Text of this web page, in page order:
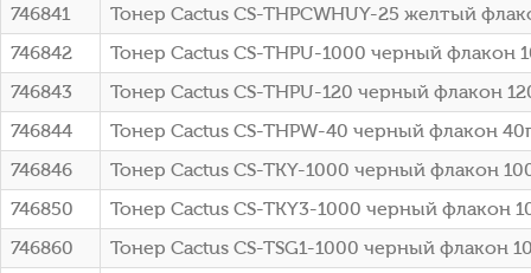
746841
Тонер Cactus CS-THPCWHUY-25 желтый
746842
Тонер Cactus CS-THPU-1000 черный флакон
746843
Тонер Cactus CS-THPU-120 черный флакон
746844
Тонер Cactus CS-THPW-40 черный флакон
746846
Тонер Cactus CS-TKY-1000 черный флакон
746850
Тонер Cactus CS-TKY3-1000 черный флакон
746860
Тонер Cactus CS-TSG1-1000 черный флакон